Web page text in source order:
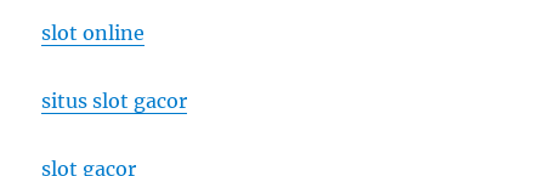
slot online
situs slot gacor
slot gacor